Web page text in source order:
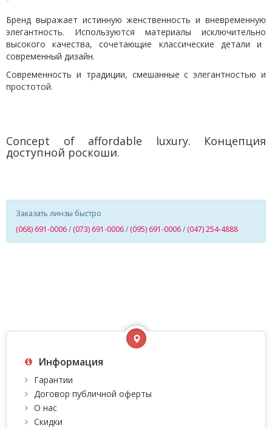
Бренд выражает истинную женственность и вневременную
элегантность. Используются материалы исключительно
высокого качества, сочетающие классические детали и
современный дизайн.
Современность и традиции, смешанные с элегантностью и
простотой.
Concept of affordable luxury. Концепция
доступной роскоши.
Заказать линзы быстро
(068) 691-0006/ (073) 691-0006/ (095) 691-0006/ (047) 254-4888
Информация
Гарантии
Договор публичной оферты
О нас
Скидки